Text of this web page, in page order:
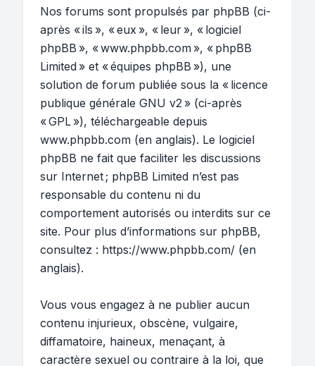
Nos forums sont propulsés par phpBB (ci-
après « ils », « eux », « leur », « logiciel
phpBB », « www.phpbb.com », « phpBB
Limited » et « équipes phpBB »), une
solution de forum publiée sous la « licence
publique générale GNU v2 » (ci-après
« GPL »), téléchargeable depuis
www.phpbb.com (en anglais). Le logiciel
phpBB ne fait que faciliter les discussions
sur Internet ; phpBB Limited n’est pas
responsable du contenu ni du
comportement autorisés ou interdits sur ce
site. Pour plus d’informations sur phpBB,
consultez : https://www.phpbb.com/ (en
anglais).
Vous vous engagez à ne publier aucun
contenu injurieux, obscène, vulgaire,
diffamatoire, haineux, menaçant, à
caractère sexuel ou contraire à la loi, que